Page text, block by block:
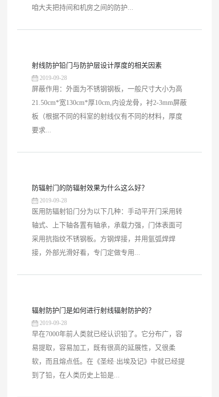
咱大夫把持间和机房之间的防护...
射线防护铅门与防护层设计厚度的相关因素
2019-09-28
屏蔽作用：外面为不锈钢钢板，一般尺寸大小为高
21.50cm*宽130cm*厚10cm,内设龙骨，衬2-3mm屏蔽
板（根据不同的科室的射线仪有不同的材料，厚度
要求...
防辐射门的防辐射效果为什么这么好？
2019-09-28
医用防辐射铅门分为以下几种：手动平开门采用转
轴式、上下轴各置有轴承，承载力强，门体表面可
采用抗指纹不锈钢板。方钢焊接，并用氩弧焊焊
接，外部光滑好看，专门定做专用...
辐射防护门是如何进行射线辐射防护的？
2019-09-28
早在7000年前人类就已经认识铅了。它分布广，容
易提取，容易加工，既有很高的延展性，又很柔
软，而且熔点低。在《圣经·出埃及记》中就已经提
到了铅，在人类历史上铅是...